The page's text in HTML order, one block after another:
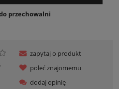
przechowalni
zapytaj o produkt
poleć znajomemu
dodaj opinię